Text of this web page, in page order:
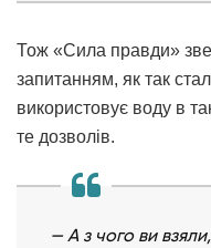
Тож «Сила правди»
запитанням, як так
використовує воду в
те дозволів.
— А з чого ви